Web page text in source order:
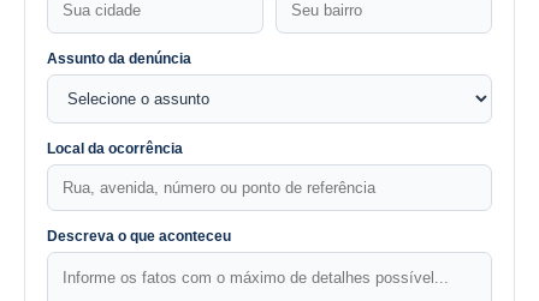
Assunto da denúncia
Local da ocorrência
Descreva o que aconteceu